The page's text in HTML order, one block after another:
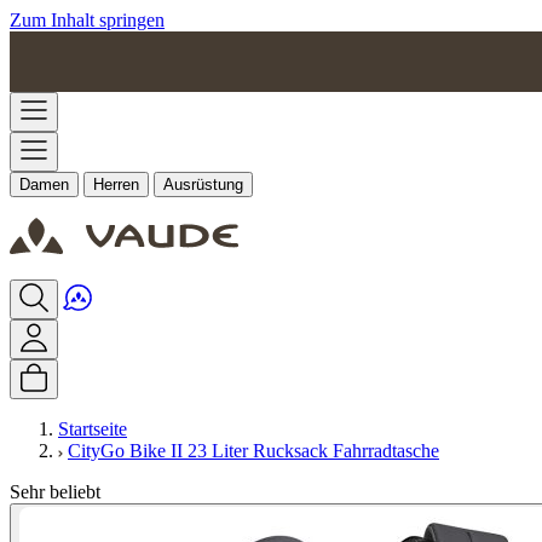
Zum Inhalt springen
Damen Herren Ausrüstung
Startseite
CityGo Bike II 23 Liter Rucksack Fahrradtasche
Sehr beliebt